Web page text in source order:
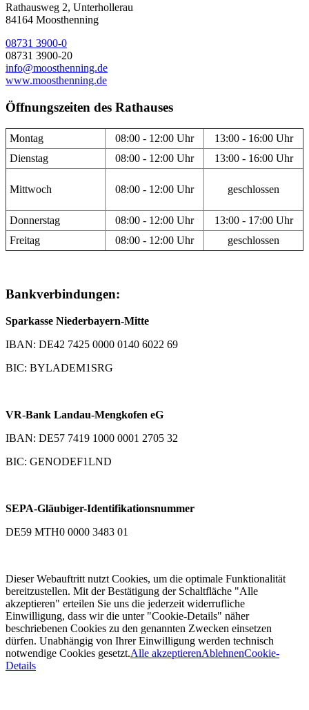
Rathausweg 2, Unterhollerau
84164 Moosthenning
08731 3900-0
08731 3900-20
info@moosthenning.de
www.moosthenning.de
Öffnungszeiten des Rathauses
Montag 08:00 - 12:00 Uhr
13:00 - 16:00 Uhr
Dienstag
08:00 - 12:00 Uhr 13:00 - 16:00 Uhr
Mittwoch 08:00 - 12:00 Uhr geschlossen
Donnerstag 08:00 - 12:00 Uhr
13:00 - 17:00 Uhr
Freitag
08:00 - 12:00 Uhr geschlossen
Bankverbindungen:
Sparkasse Niederbayern-Mitte
IBAN: DE42 7425 0000 0140 6022 69
BIC: BYLADEM1SRG
VR-Bank Landau-Mengkofen eG
IBAN: DE57 7419 1000 0001 2705 32
BIC: GENODEF1LND
SEPA-Gläubiger-Identifikationsnummer
DE59 MTH0 0000 3483 01
Dieser Webauftritt nutzt Cookies, um die optimale Funktionalität
bereitzustellen. Mit der Bestätigung der Schaltfläche "Alle
akzeptieren" erteilen Sie uns die jederzeit widerrufliche
Einwilligung, dass wir die unter "Cookie-Details" näher
beschriebenen Cookies zu den genannten Zwecken einsetzen
dürfen. Unabhängig von Ihrer Einwilligung werden technisch
notwendige Cookies gesetzt.Alle akzeptierenAblehnenCookie-
Details